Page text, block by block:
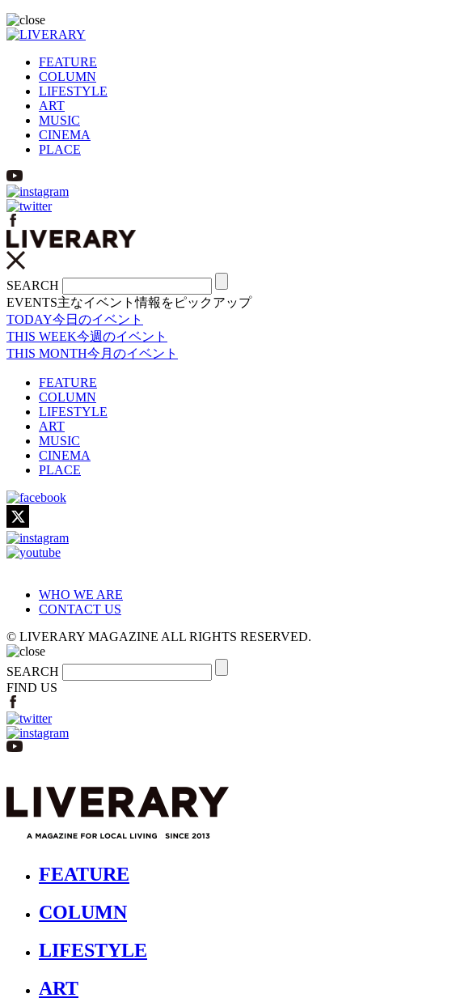
FEATURE
COLUMN
LIFESTYLE
ART
MUSIC
CINEMA
PLACE
SEARCH
EVENTS主なイベント情報をピックアップ
TODAY今日のイベント
THIS WEEK今週のイベント
THIS MONTH今月のイベント
FEATURE
COLUMN
LIFESTYLE
ART
MUSIC
CINEMA
PLACE
WHO WE ARE
CONTACT US
© LIVERARY MAGAZINE ALL RIGHTS RESERVED.
SEARCH
FIND US
FEATURE
COLUMN
LIFESTYLE
ART